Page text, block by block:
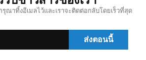
ณาทิ้งอีเมลไว้และเราจะติดต่อกลับโดยเร็วที่สุด
ส่งตอนนี้